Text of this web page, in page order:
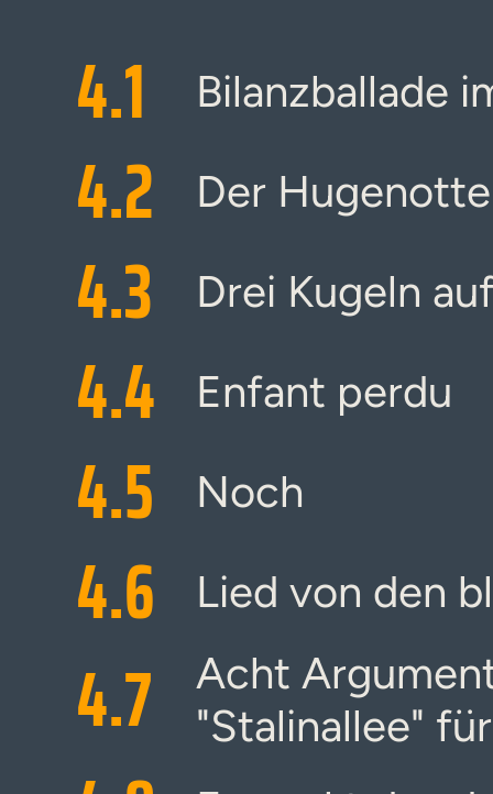
4.1 Bilanzballade
4.2 Der
4.3 Drei Kugeln
4.4 Enfant perdu
4.5 Noch
4.6 Lied von den
4.7
Acht
"Stalinallee"